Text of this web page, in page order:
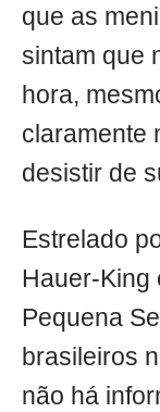
que as
sintam que
hora,
claramente
desistir de
Estrelado
Hauer-King
Pequena
brasileiros
não há